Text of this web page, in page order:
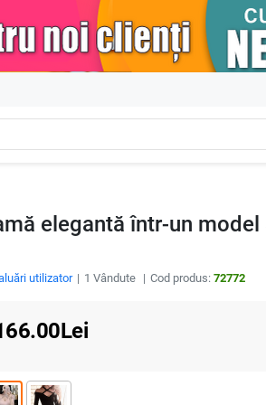
elegantă într-un
utilizator 1 Vândute Cod produs: 72772
Lei